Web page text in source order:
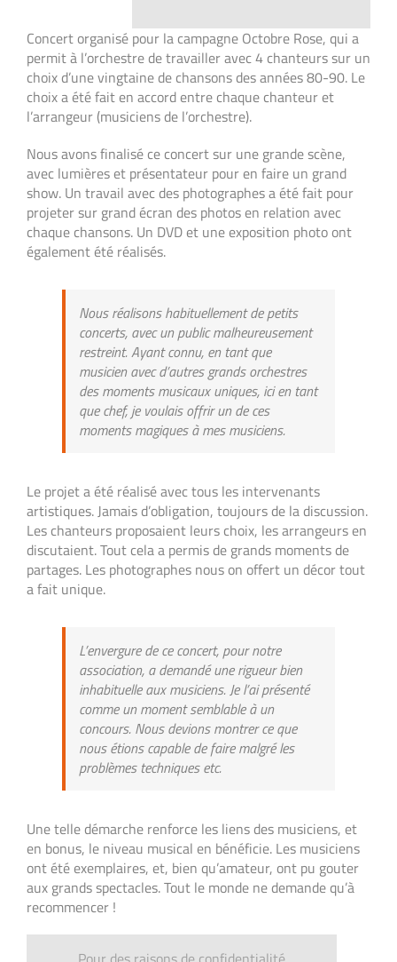
Concert organisé pour la campagne Octobre Rose, qui a
permit à l’orchestre de travailler avec 4 chanteurs sur un
choix d’une vingtaine de chansons des années 80-90. Le
choix a été fait en accord entre chaque chanteur et
l’arrangeur (musiciens de l’orchestre).
Nous avons finalisé ce concert sur une grande scène,
avec lumières et présentateur pour en faire un grand
show. Un travail avec des photographes a été fait pour
projeter sur grand écran des photos en relation avec
chaque chansons. Un DVD et une exposition photo ont
également été réalisés.
Nous réalisons habituellement de petits
concerts, avec un public malheureusement
restreint. Ayant connu, en tant que
musicien avec d’autres grands orchestres
des moments musicaux uniques, ici en tant
que chef, je voulais offrir un de ces
moments magiques à mes musiciens.
Le projet a été réalisé avec tous les intervenants
artistiques. Jamais d’obligation, toujours de la discussion.
Les chanteurs proposaient leurs choix, les arrangeurs en
discutaient. Tout cela a permis de grands moments de
partages. Les photographes nous on offert un décor tout
a fait unique.
L’envergure de ce concert, pour notre
association, a demandé une rigueur bien
inhabituelle aux musiciens. Je l’ai présenté
comme un moment semblable à un
concours. Nous devions montrer ce que
nous étions capable de faire malgré les
problèmes techniques etc.
Une telle démarche renforce les liens des musiciens, et
en bonus, le niveau musical en bénéficie. Les musiciens
ont été exemplaires, et, bien qu’amateur, ont pu gouter
aux grands spectacles. Tout le monde ne demande qu’à
recommencer !